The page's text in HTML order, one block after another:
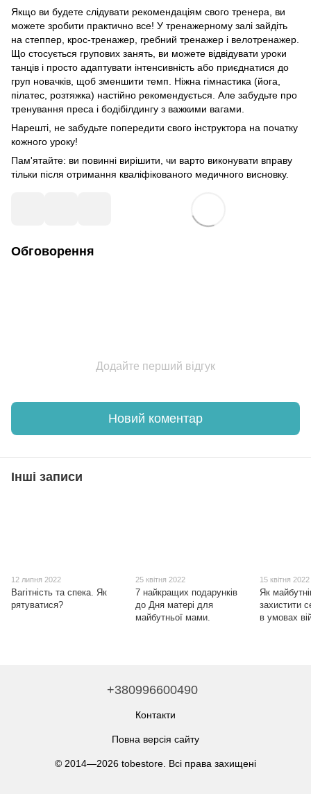
Якщо ви будете слідувати рекомендаціям свого тренера, ви
можете зробити практично все! У тренажерному залі зайдіть
на степпер, крос-тренажер, гребний тренажер і велотренажер.
Що стосується групових занять, ви можете відвідувати уроки
танців і просто адаптувати інтенсивність або приєднатися до
груп новачків, щоб зменшити темп. Ніжна гімнастика (йога,
пілатес, розтяжка) настійно рекомендується. Але забудьте про
тренування преса і бодібілдингу з важкими вагами.
Нарешті, не забудьте попередити свого інструктора на початку
кожного уроку!
Пам'ятайте: ви повинні вирішити, чи варто виконувати вправу
тільки після отримання кваліфікованого медичного висновку.
Обговорення
Додайте перший відгук
Новий коментар
Інші записи
12 липня 2022
Вагітність та спека. Як
рятуватися?
25 квітня 2022
7 найкращих подарунків
до Дня матері для
майбутньої мами.
15 квітня 2022
Як
захистити
в умовах
+380996600490
Контакти
Повна версія сайту
© 2014—2026 tobestore. Всі права захищені